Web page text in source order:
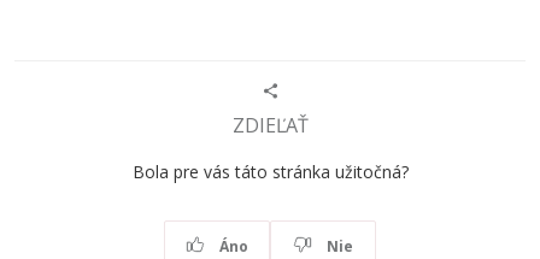
ZDIEĽAŤ
Bola pre vás táto stránka užitočná?
Áno Nie